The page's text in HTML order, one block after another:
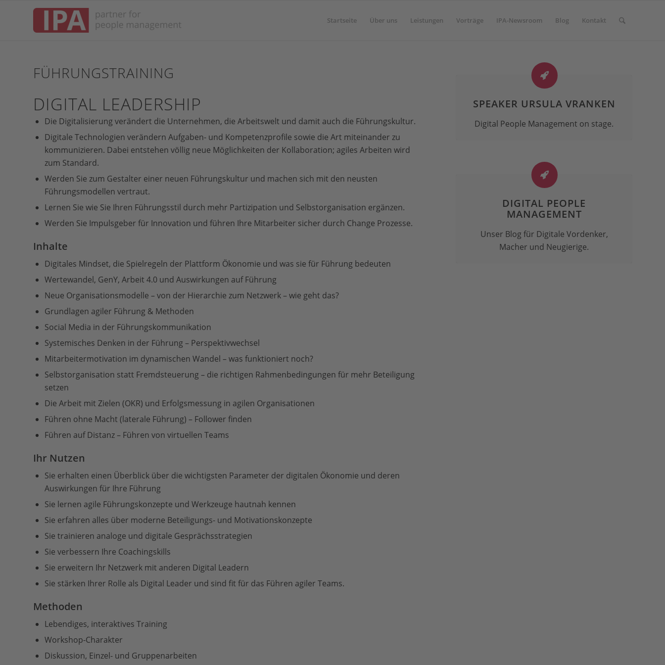
Startseite Über uns Leistungen Vorträge IPA-Newsroom Blog Kontakt
FÜHRUNGSTRAINING
DIGITAL LEADERSHIP
Die Digitalisierung verändert die Unternehmen, die Arbeitswelt und damit auch die Führungskultur.
Digitale Technologien verändern Aufgaben- und Kompetenzprofile sowie die Art miteinander zu
kommunizieren. Dabei entstehen völlig neue Möglichkeiten der Kollaboration; agiles Arbeiten wird
zum Standard.
Werden Sie zum Gestalter einer neuen Führungskultur und machen sich mit den neusten
Führungsmodellen vertraut.
Lernen Sie wie Sie Ihren Führungsstil durch mehr Partizipation und Selbstorganisation ergänzen.
Werden Sie Impulsgeber für Innovation und führen Ihre Mitarbeiter sicher durch Change Prozesse.
Inhalte
Digitales Mindset, die Spielregeln der Plattform Ökonomie und was sie für Führung bedeuten
Wertewandel, GenY, Arbeit 4.0 und Auswirkungen auf Führung
Neue Organisationsmodelle – von der Hierarchie zum Netzwerk – wie geht das?
Grundlagen agiler Führung & Methoden
Social Media in der Führungskommunikation
Systemisches Denken in der Führung – Perspektivwechsel
Mitarbeitermotivation im dynamischen Wandel – was funktioniert noch?
Selbstorganisation statt Fremdsteuerung – die richtigen Rahmenbedingungen für mehr Beteiligung
setzen
Die Arbeit mit Zielen (OKR) und Erfolgsmessung in agilen Organisationen
Führen ohne Macht (laterale Führung) – Follower finden
Führen auf Distanz – Führen von virtuellen Teams
Ihr Nutzen
Sie erhalten einen Überblick über die wichtigsten Parameter der digitalen Ökonomie und deren
Auswirkungen für Ihre Führung
Sie lernen agile Führungskonzepte und Werkzeuge hautnah kennen
Sie erfahren alles über moderne Beteiligungs- und Motivationskonzepte
Sie trainieren analoge und digitale Gesprächsstrategien
Sie verbessern Ihre Coachingskills
Sie erweitern Ihr Netzwerk mit anderen Digital Leadern
Sie stärken Ihrer Rolle als Digital Leader und sind fit für das Führen agiler Teams.
Methoden
Lebendiges, interaktives Training
Workshop-Charakter
Diskussion, Einzel- und Gruppenarbeiten
SPEAKER URSULA VRANKEN
Digital People Management on stage.
DIGITAL PEOPLE
MANAGEMENT
Unser Blog für Digitale Vordenker,
Macher und Neugierige.